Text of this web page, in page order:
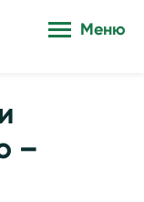
Меню
–